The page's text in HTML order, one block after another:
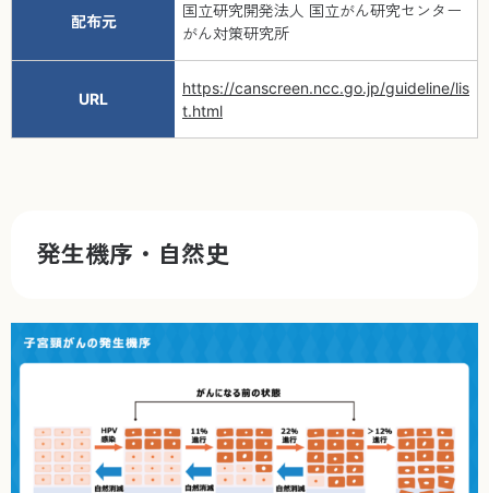
配布元
国立研究開発法人 国立がん研究センター
がん対策研究所
URL
https://canscreen.ncc.go.jp/guideline/lis
t.html
発生機序・自然史